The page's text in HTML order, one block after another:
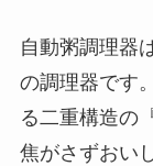
自動粥調理器
の調理器です
る二重構造の
焦がさずおい